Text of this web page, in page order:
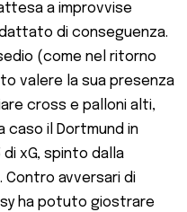
a improvvise
di conseguenza.
(come nel ritorno
valere la sua presenza
cross e palloni alti,
caso il Dortmund in
xG, spinto dalla
Contro avversari di
ha potuto giostrare